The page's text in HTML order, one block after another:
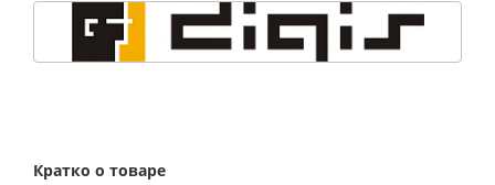
Кратко о товаре